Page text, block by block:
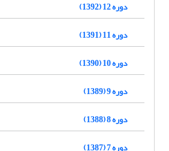
دوره 12 (1392)
دوره 11 (1391)
دوره 10 (1390)
دوره 9 (1389)
دوره 8 (1388)
دوره 7 (1387)